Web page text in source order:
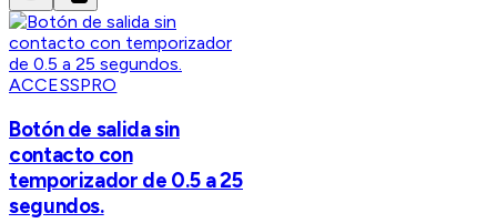
ACCESSPRO
Botón de salida sin
contacto con
temporizador de 0.5 a 25
segundos.